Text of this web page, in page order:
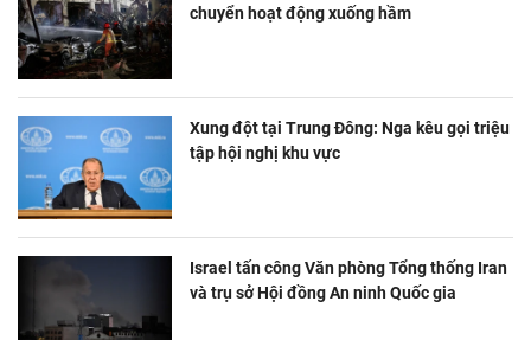
chuyển hoạt động xuống hầm
Xung đột tại Trung Đông: Nga kêu gọi triệu
tập hội nghị khu vực
Israel tấn công Văn phòng Tổng thống Iran
và trụ sở Hội đồng An ninh Quốc gia